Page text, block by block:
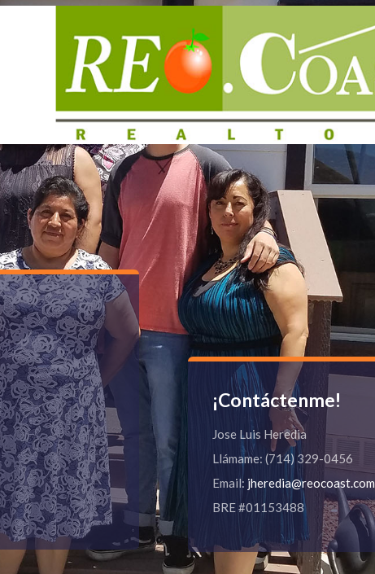
¡Contáctenme!
Jose Luis Heredia
Llámame: (714) 329-0456
Email: jheredia@reocoast.com
BRE #01153488